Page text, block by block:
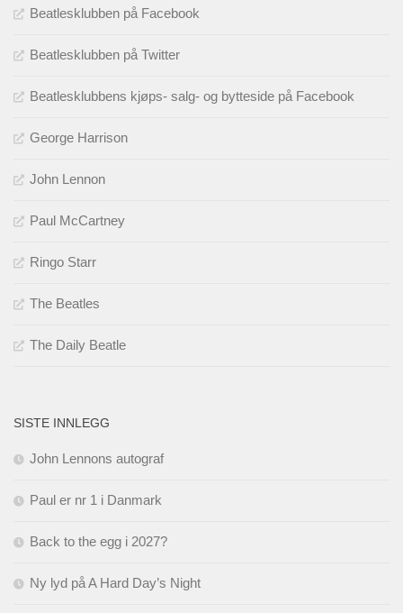
Beatlesklubben på Facebook
Beatlesklubben på Twitter
Beatlesklubbens kjøps- salg- og bytteside på Facebook
George Harrison
John Lennon
Paul McCartney
Ringo Starr
The Beatles
The Daily Beatle
SISTE INNLEGG
John Lennons autograf
Paul er nr 1 i Danmark
Back to the egg i 2027?
Ny lyd på A Hard Day’s Night